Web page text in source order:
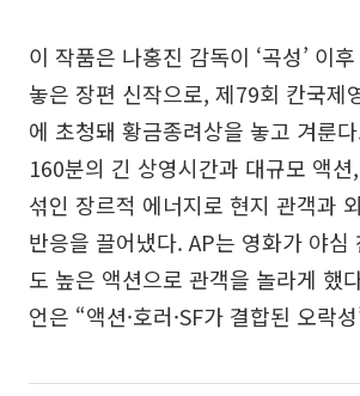
이 작품은 나홍진 감독이 ‘곡성’ 이
놓은 장편 신작으로, 제79회 칸국제
에 초청돼 황금종려상을 놓고 겨룬
160분의 긴 상영시간과 대규모 액션
섞인 장르적 에너지로 현지 관객과
반응을 끌어냈다. AP는 영화가 야심
도 높은 액션으로 관객을 놀라게 했
언은 “액션·호러·SF가 결합된 오락